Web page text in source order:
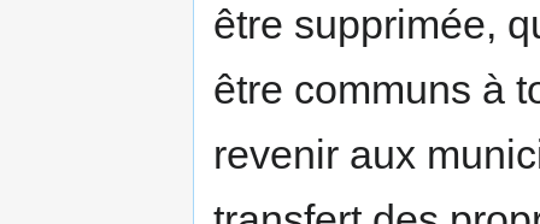
être supprimée,
être communs à
revenir aux